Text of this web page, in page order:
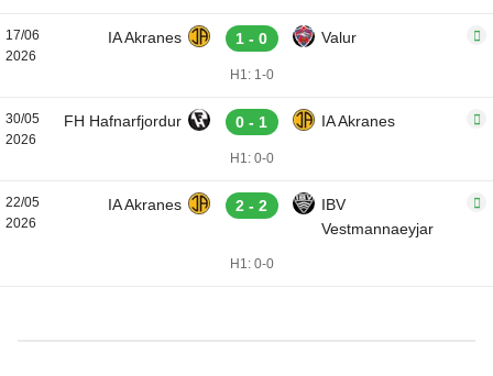
17/06
2026
IA Akranes 1 - 0 Valur
H1: 1-0
30/05
2026
FH Hafnarfjordur 0 - 1 IA Akranes
H1: 0-0
22/05
2026
IA Akranes 2 - 2
IBV
Vestmannaeyjar
H1: 0-0